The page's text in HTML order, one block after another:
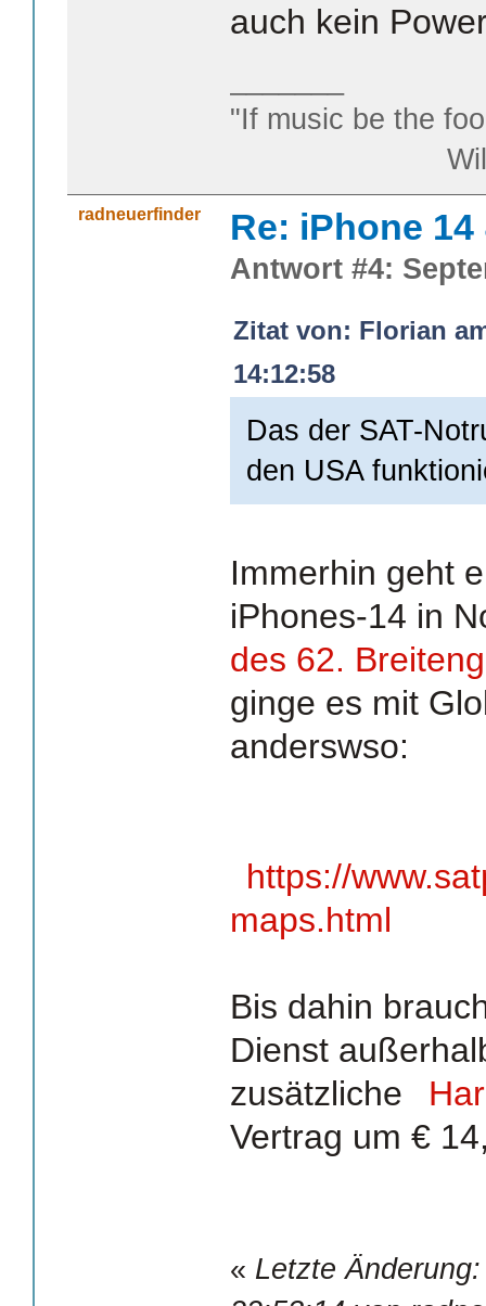
auch kein
"If music be the
William
radneuerfinder Re: iPhone
Antwort #4:
Zitat von: Florian
14:12:58
Das der SAT-
den USA
Immerhin geht
iPhones-14 in
des 62.
ginge es mit
anderswso:
https://
maps.html
Bis dahin
Dienst
zusätzliche
Vertrag um €
« Letzte